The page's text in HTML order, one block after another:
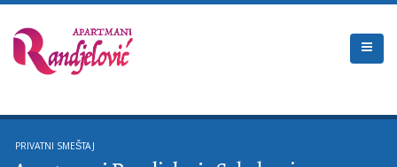
PRIVATNI SMEŠTAJ